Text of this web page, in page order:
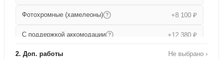
Фотохромные (хамелеоны) ? +8 100 ₽
С поддержкой аккомодации ? +12 380 ₽
Прогрессивные +15 680 ₽
2. Доп. работы
Не выбрано ›